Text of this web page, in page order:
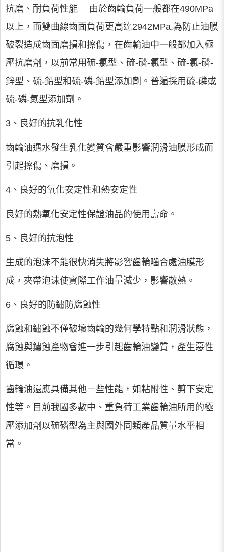
抗磨、耐負荷性能 由於齒輪負荷一般都在490MPa
以上，而雙曲線齒面負荷更高達2942MPa,為防止油膜
破裂造成齒面磨損和擦傷，在齒輪油中一般都加入極
壓抗磨劑，以前常用硫-氯型、硫-磷-氯型、硫-氯-磷-
鋅型、硫-鉛型和硫-磷-鉛型添加劑。普遍採用硫-磷或
硫-磷-氮型添加劑。
3、良好的抗乳化性
齒輪油遇水發生乳化變質會嚴重影響潤滑油膜形成而
引起擦傷、磨損。
4、良好的氧化安定性和熱安定性
良好的熱氧化安定性保證油品的使用壽命。
5、良好的抗泡性
生成的泡沫不能很快消失將影響齒輪嚙合處油膜形
成，夾帶泡沫使實際工作油量減少，影響散熱。
6、良好的防鏽防腐蝕性
腐蝕和鏽蝕不僅破壞齒輪的幾何學特點和潤滑狀態，
腐蝕與鏽蝕產物會進一步引起齒輪油變質，產生惡性
循環。
齒輪油還應具備其他－些性能，如粘附性、剪下安定
性等。目前我國多數中、重負荷工業齒輪油所用的極
壓添加劑以硫磷型為主與國外同類產品質量水平相
當。